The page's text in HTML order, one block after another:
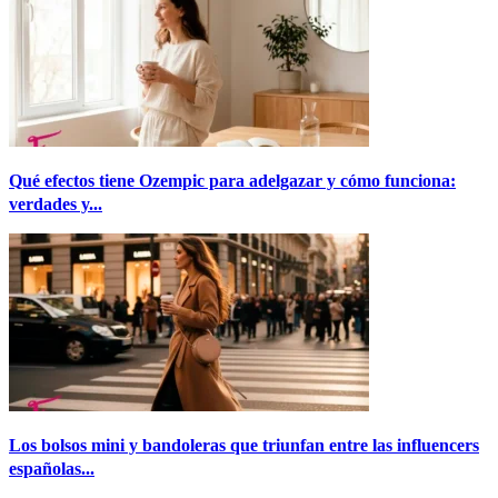
Qué efectos tiene Ozempic para adelgazar y cómo funciona:
verdades y...
Los bolsos mini y bandoleras que triunfan entre las influencers
españolas...